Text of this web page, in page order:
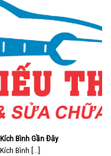
Xe Lưu Động | Kích Bình Gần Đây
Bình [...]